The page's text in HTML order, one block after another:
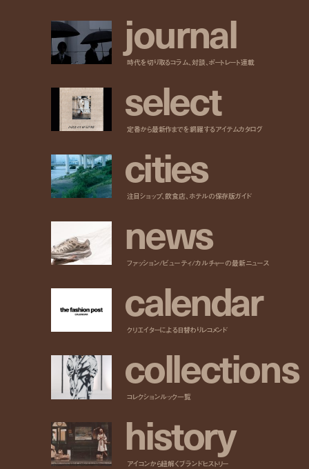
journal
時代を切り取るコラム、対談、ポートレート連載
select
定番から最新作までを網羅するアイテムカタログ
cities
注目ショップ、飲食店、ホテルの保存版ガイド
news
ファッション/ビューティ/カルチャーの最新ニュース
calendar
クリエイターによる日替わりレコメンド
collections
コレクションルック一覧
history
アイコンから紐解くブランドヒストリー